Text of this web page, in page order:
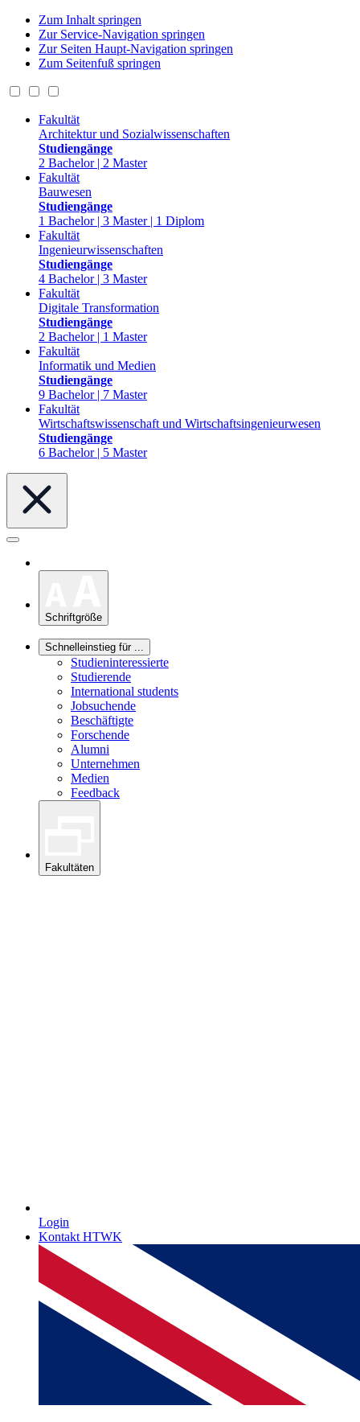
Zum Inhalt springen
Zur Service-Navigation springen
Zur Seiten Haupt-Navigation springen
Zum Seitenfuß springen
Fakultät
Architektur und Sozialwissenschaften
Studiengänge
2 Bachelor | 2 Master
Fakultät
Bauwesen
Studiengänge
1 Bachelor | 3 Master | 1 Diplom
Fakultät
Ingenieurwissenschaften
Studiengänge
4 Bachelor | 3 Master
Fakultät
Digitale Transformation
Studiengänge
2 Bachelor | 1 Master
Fakultät
Informatik und Medien
Studiengänge
9 Bachelor | 7 Master
Fakultät
Wirtschaftswissenschaft und Wirtschaftsingenieurwesen
Studiengänge
6 Bachelor | 5 Master
Schriftgröße
Schnelleinstieg für ...
Studieninteressierte
Studierende
International students
Jobsuchende
Beschäftigte
Forschende
Alumni
Unternehmen
Medien
Feedback
Fakultäten
Login
Kontakt HTWK